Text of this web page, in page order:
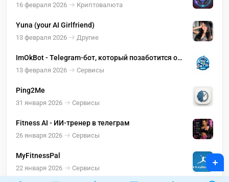
16 февраля 2026 Криптовалюта
Yuna (your AI Girlfriend)
13 февраля 2026 Другие
ImOkBot - Telegram-бот, который позаботится о
вашей безопасности
13 февраля 2026 Сервисы
Ping2Me
31 января 2026 Сервисы
Fitness AI - ИИ-тренер в телеграм
26 января 2026 Сервисы
MyFitnessPal
22 января 2026 Сервисы
+